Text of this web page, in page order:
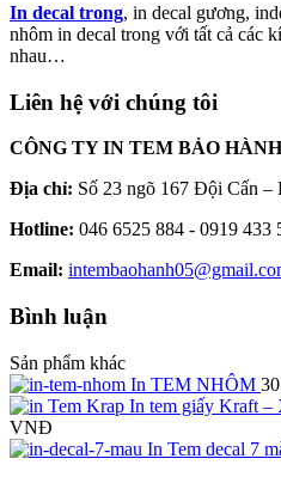
In decal trong, in decal gương,
nhôm in decal trong với tất cả các
nhau…
Liên hệ với chúng tôi
CÔNG TY IN TEM BẢO HÀNH
Địa chỉ: Số 23 ngõ 167 Đội Cấn
Hotline: 046 6525 884 - 0919 433
Email:
Bình luận
Sản phẩm khác
In TEM NHÔM
In tem giấy Kraft –
VNĐ
In Tem decal 7